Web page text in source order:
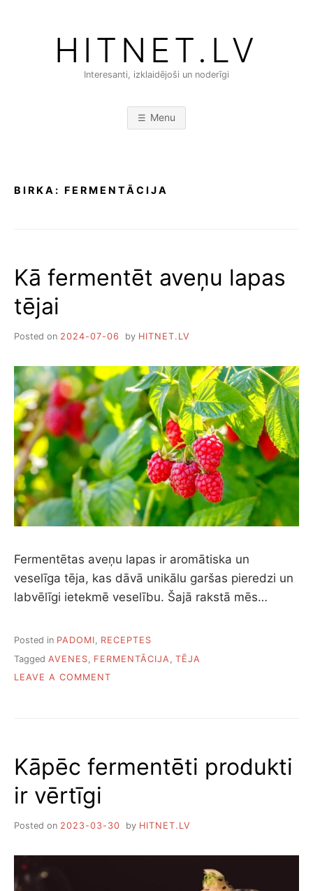
HITNET.LV
Interesanti, izklaidējoši un noderīgi
Menu
BIRKA: FERMENTĀCIJA
Kā fermentēt aveņu lapas
tējai
Posted on 2024-07-06 by HITNET.LV
Fermentētas aveņu lapas ir aromātiska un
veselīga tēja, kas dāvā unikālu garšas pieredzi un
labvēlīgi ietekmē veselību. Šajā rakstā mēs…
Posted in PADOMI, RECEPTES
Tagged AVENES FERMENTĀCIJA
TĒJA
LEAVE A COMMENT
Kāpēc fermentēti produkti
ir vērtīgi
Posted on 2023-03-30 by HITNET.LV